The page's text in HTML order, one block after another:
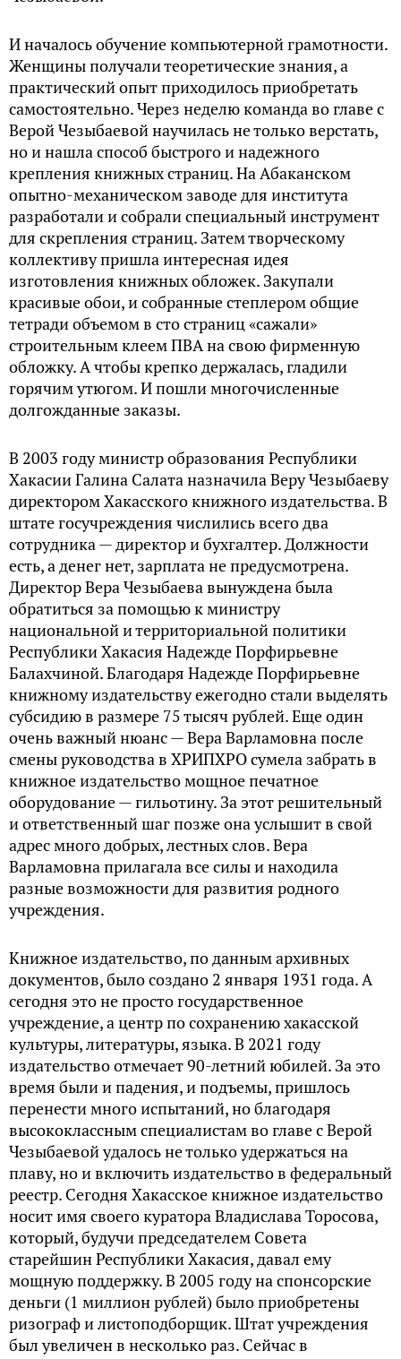
И началось обучение компьютерной грамотности.
Женщины получали теоретические знания, а
практический опыт приходилось приобретать
самостоятельно. Через неделю команда во главе с
Верой Чезыбаевой научилась не только верстать,
но и нашла способ быстрого и надежного
крепления книжных страниц. На Абаканском
опытно-механическом заводе для института
разработали и собрали специальный инструмент
для скрепления страниц. Затем творческому
коллективу пришла интересная идея
изготовления книжных обложек. Закупали
красивые обои, и собранные степлером общие
тетради объемом в сто страниц «сажали»
строительным клеем ПВА на свою фирменную
обложку. А чтобы крепко держалась, гладили
горячим утюгом. И пошли многочисленные
долгожданные заказы.
В 2003 году министр образования Республики
Хакасии Галина Салата назначила Веру Чезыбаеву
директором Хакасского книжного издательства. В
штате госучреждения числились всего два
сотрудника — директор и бухгалтер. Должности
есть, а денег нет, зарплата не предусмотрена.
Директор Вера Чезыбаева вынуждена была
обратиться за помощью к министру
национальной и территориальной политики
Республики Хакасия Надежде Порфирьевне
Балахчиной. Благодаря Надежде Порфирьевне
книжному издательству ежегодно стали выделять
субсидию в размере 75 тысяч рублей. Еще один
очень важный нюанс — Вера Варламовна после
смены руководства в ХРИПХРО сумела забрать в
книжное издательство мощное печатное
оборудование — гильотину. За этот решительный
и ответственный шаг позже она услышит в свой
адрес много добрых, лестных слов. Вера
Варламовна прилагала все силы и находила
разные возможности для развития родного
учреждения.
Книжное издательство, по данным архивных
документов, было создано 2 января 1931 года. А
сегодня это не просто государственное
учреждение, а центр по сохранению хакасской
культуры, литературы, языка. В 2021 году
издательство отмечает 90-летний юбилей. За это
время были и падения, и подъемы, пришлось
перенести много испытаний, но благодаря
высококлассным специалистам во главе с Верой
Чезыбаевой удалось не только удержаться на
плаву, но и включить издательство в федеральный
реестр. Сегодня Хакасское книжное издательство
носит имя своего куратора Владислава Торосова,
который, будучи председателем Совета
старейшин Республики Хакасия, давал ему
мощную поддержку. В 2005 году на спонсорские
деньги (1 миллион рублей) было приобретены
ризограф и листоподборщик. Штат учреждения
был увеличен в несколько раз. Сейчас в